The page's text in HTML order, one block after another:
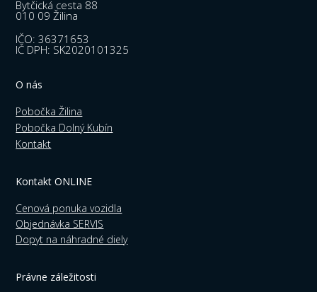
Bytčická cesta 88
010 09 Žilina
IČO: 36371653
IČ DPH: SK2020101325
O nás
Pobočka Žilina
Pobočka Dolný Kubín
Kontakt
Kontakt ONLINE
Cenová ponuka vozidla
Objednávka SERVIS
Dopyt na náhradné diely
Právne záležitosti